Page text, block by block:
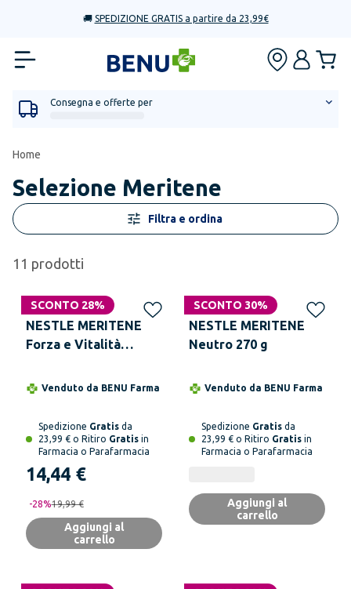
🚚 SPEDIZIONE GRATIS a partire da 23,99€
Consegna e offerte per
Home
Selezione Meritene
Filtra e ordina
11 prodotti
SCONTO 28%
NESTLE MERITENE
Forza e Vitalità
Venduto da BENU Farma
Spedizione Gratis da
23,99 € o Ritiro Gratis in
Farmacia o Parafarmacia
14,44 €
-28%19,99 €
Aggiungi al
carrello
SCONTO 30%
NESTLE MERITENE
Neutro 270 g
Venduto da BENU Farma
Spedizione Gratis da
23,99 € o Ritiro Gratis in
Farmacia o Parafarmacia
Aggiungi al
carrello